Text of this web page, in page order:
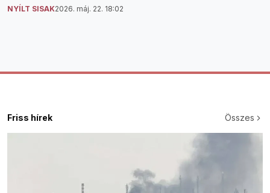
NYÍLT SISAK2026. máj. 22. 18:02
Friss hírek Összes